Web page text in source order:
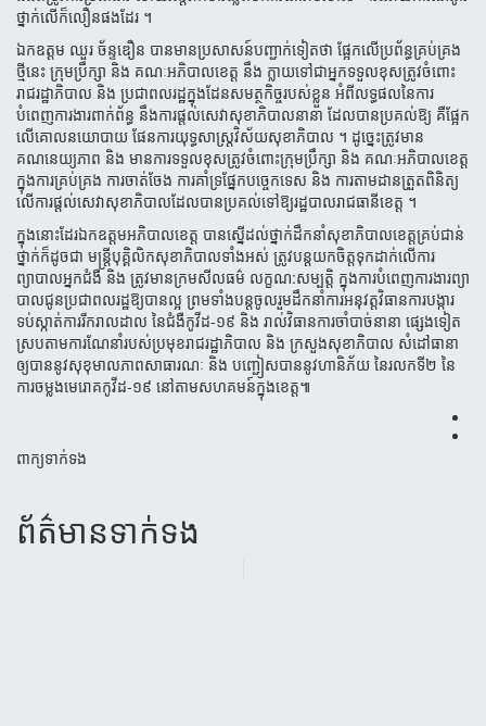
ថ្នាក់លើក៏លឿនផងដែរ ។
ឯកឧត្តម ឈួរ ច័ន្ទឌឿន បានមានប្រសាសន៍បញ្ជាក់ទៀតថា ផ្អែកលើប្រព័ន្ធគ្រប់គ្រង
ថ្មីនេះ ក្រុមប្រឹក្សា និង គណៈអភិបាល​ខេត្ត នឹង ក្លាយទៅជាអ្នកទទួលខុសត្រូវចំពោះ
រាជរដ្ឋាភិបាល និង ប្រជាពលរដ្ឋក្នុងដែនសមត្ថកិច្ចរបស់​ខ្លួន អំពីលទ្ធផល​នៃការ​
បំពេញការងារពាក់ព័ន្ធ នឹងការផ្តល់សេវាសុខាភិបាលនានា ដែលបានប្រគល់ឱ្យ គឺផ្អែក
លើគោលនយោបាយ ផែនការ​យុទ្ធ​សាស្ត្រ​វិ​ស័យសុខាភិបាល ។ ដូច្នេះត្រូវមាន
គណនេយ្យភាព និង មានការទទួលខុសត្រូវចំពោះក្រុមប្រឹក្សា និង គណៈអភិបាល​ខេត្ត
ក្នុងការគ្រប់គ្រង ការចាត់ចែង ការគាំទ្រផ្នែកបច្ចេកទេស និង ការតាមដានត្រួតពិនិត្យ
លើការផ្តល់សេវាសុខា​ភិបាលដែល​បាន​ប្រគល់ទៅឱ្យរដ្ឋបាលរាជធានីខេត្ត ។
ក្នុងនោះដែរឯកឧត្តមអភិបាលខេត្ត បានស្នើដល់ថ្នាក់ដឹកនាំសុខាភិបាលខេត្តគ្រប់ជាន់
ថ្នាក់ក៏ដូចជា មន្ត្រីបុគ្គិលិកសុខាភិបាល​ទាំងអស់ ត្រូវបន្តយកចិត្តទុកដាក់លើការ
ព្យាបាលអ្នកជំងឺ និង ត្រូវមានក្រមសីលធម៌ លក្ខណ:សម្បត្តិ ក្នុងការបំពេញការងារ​ព្យា​
បាលជូនប្រជាពលរដ្ឋឱ្យបានល្អ ព្រមទាំងបន្តចូលរួមដឹកនាំការអនុវត្តវិធានការបង្ការ
ទប់ស្កាត់ការរីករាលដាល នៃជំងឺ​កូវីដ​-១៩ និង រាល់វិធានការចាំបាច់នានា ផ្សេងទៀត
ស្របតាមការណែនាំរបស់ប្រមុខរាជរដ្ឋាភិបាល និង ក្រសួងសុខាភិបាល សំដៅ​ធានា
ឲ្យបាននូវសុខុមាលភាពសាធារណៈ និង បញ្ជៀសបាននូវហានិភ័យ នៃរលកទី២ នៃ
ការចម្លងមេរោគ​កូវីដ-១៩ ​នៅ​តាម​សហគមន៍ក្នុងខេត្ត៕
ពាក្យទាក់ទង
ព័ត៌មាន​ទាក់​ទង